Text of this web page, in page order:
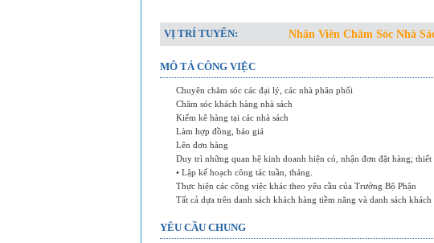
VỊ TRÍ TUYỂN: Nhân Viên Chăm Sóc Nhà
MÔ TẢ CÔNG VIỆC
Chuyên chăm sóc các đại lý, các nhà phân phối
Chăm sóc khách hàng nhà sách
Kiểm kê hàng tại các nhà sách
Làm hợp đồng, báo giá
Lên đơn hàng
Duy trì những quan hệ kinh doanh hiện có, nhận đơn đặt hàng;
• Lập kế hoạch công tác tuần, tháng.
Thực hiện các công việc khác theo yêu cầu của Trưởng Bộ Phận
Tất cả dựa trên danh sách khách hàng tiềm năng và danh sách
YÊU CẦU CHUNG